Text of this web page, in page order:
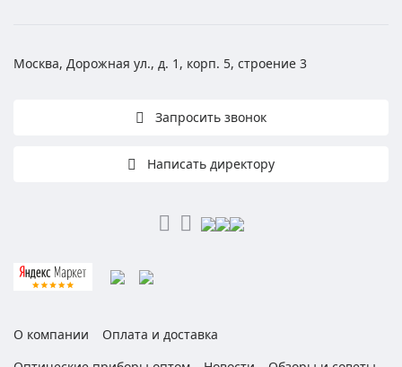
Москва, Дорожная ул., д. 1, корп. 5, строение 3
Запросить звонок
Написать директору
О компании
Оплата и доставка